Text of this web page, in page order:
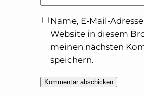
Name, E-Mail-
Website in diesem
meinen nächsten
speichern.